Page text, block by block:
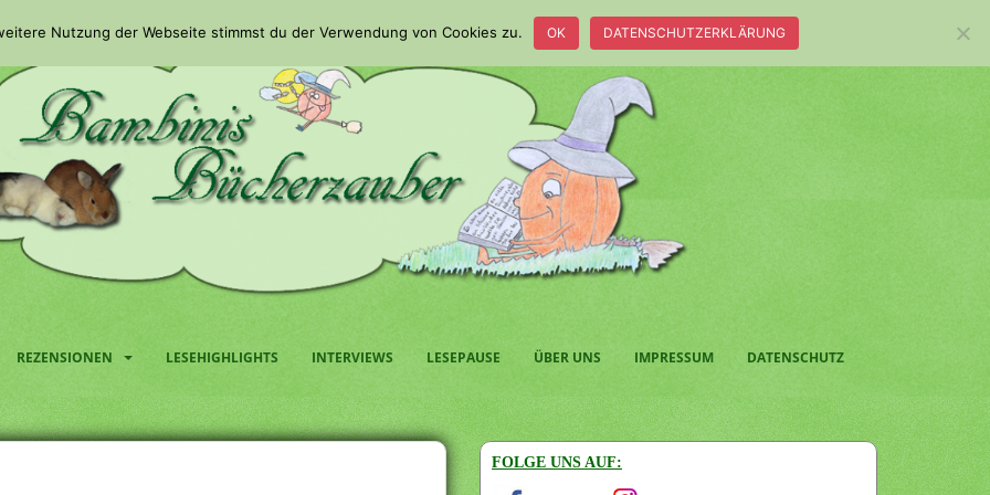
REZENSIONEN LESEHIGHLIGHTS INTERVIEWS LESEPAUSE ÜBER UNS IMPRESSUM DATENSCHUTZ
FOLGE UNS AUF:
Nutzung der Webseite stimmst du der Verwendung von Cookies zu. OK DATENSCHUTZERKLÄRUNG